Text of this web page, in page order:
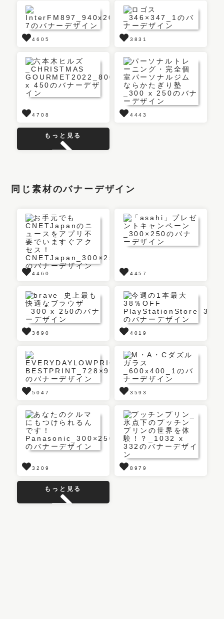
4605 3831
4708 4443
もっと見る
同じ素材のバナーデザイン
4460 4457
3690 4019
5047 3593
3209 8979
もっと見る